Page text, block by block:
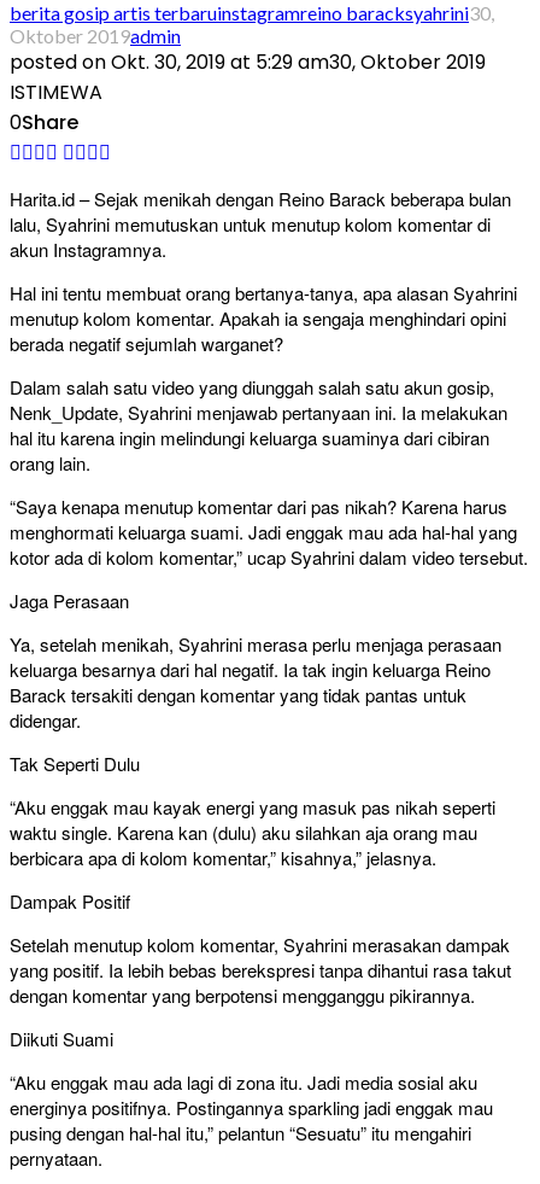
berita gosip artis terbaruinstagramreino baracksyahrini30,
Oktober 2019admin
posted onOkt. 30, 2019 at 5:29 am30, Oktober 2019
ISTIMEWA
0Share
Harita.id – Sejak menikah dengan Reino Barack beberapa bulan
lalu, Syahrini memutuskan untuk menutup kolom komentar di
akun Instagramnya.
Hal ini tentu membuat orang bertanya-tanya, apa alasan Syahrini
menutup kolom komentar. Apakah ia sengaja menghindari opini
berada negatif sejumlah warganet?
Dalam salah satu video yang diunggah salah satu akun gosip,
Nenk_Update, Syahrini menjawab pertanyaan ini. Ia melakukan
hal itu karena ingin melindungi keluarga suaminya dari cibiran
orang lain.
“Saya kenapa menutup komentar dari pas nikah? Karena harus
menghormati keluarga suami. Jadi enggak mau ada hal-hal yang
kotor ada di kolom komentar,” ucap Syahrini dalam video tersebut.
Jaga Perasaan
Ya, setelah menikah, Syahrini merasa perlu menjaga perasaan
keluarga besarnya dari hal negatif. Ia tak ingin keluarga Reino
Barack tersakiti dengan komentar yang tidak pantas untuk
didengar.
Tak Seperti Dulu
“Aku enggak mau kayak energi yang masuk pas nikah seperti
waktu single. Karena kan (dulu) aku silahkan aja orang mau
berbicara apa di kolom komentar,” kisahnya,” jelasnya.
Dampak Positif
Setelah menutup kolom komentar, Syahrini merasakan dampak
yang positif. Ia lebih bebas berekspresi tanpa dihantui rasa takut
dengan komentar yang berpotensi mengganggu pikirannya.
Diikuti Suami
“Aku enggak mau ada lagi di zona itu. Jadi media sosial aku
energinya positifnya. Postingannya sparkling jadi enggak mau
pusing dengan hal-hal itu,” pelantun “Sesuatu” itu mengahiri
pernyataan.